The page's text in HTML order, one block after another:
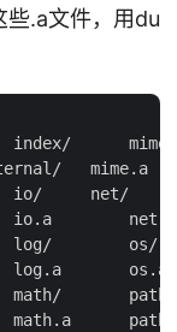
些.a文件，用du
index/
mime.a
io/     net/
io.a
log/        os/
log.a
math/
math.a